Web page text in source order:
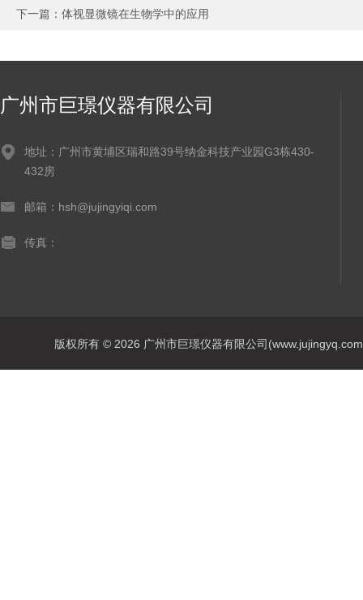
下一篇： 体视显微镜在生物学中的应用
广州市巨璟仪器有限公司
地址：广州市黄埔区瑞和路39号纳金科技产业园G3栋430-
432房
邮箱：hsh@jujingyiqi.com
传真：
版权所有 © 2026 广州市巨璟仪器有限公司